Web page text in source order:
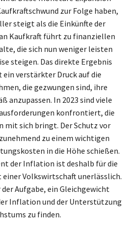
zur Folge haben,
steigt als die Einkünfte der
Kaufkraft führt zu finanziellen
die sich nun weniger leisten
steigen. Das direkte Ergebnis
verstärkter Druck auf die
die gezwungen sind, ihre
anzupassen. In 2023 sind viele
konfrontiert, die
sich bringt. Der Schutz vor
zu einem wichtigen
in die Höhe schießen.
der Inflation ist deshalb für die
Volkswirtschaft unerlässlich.
Aufgabe, ein Gleichgewicht
Inflation und der Unterstützung
zu finden.